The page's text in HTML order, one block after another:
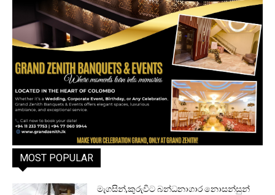
MOST POPULAR
මැගසින්,කුරුවිට බන්ධනාගාර නොසන්සුන්